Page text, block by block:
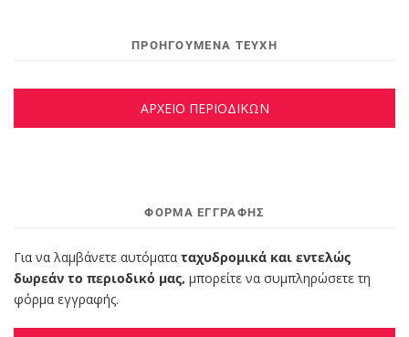
ΠΡΟΗΓΟΥΜΕΝΑ ΤΕΥΧΗ
ΑΡΧΕΙΟ ΠΕΡΙΟΔΙΚΩΝ
ΦΌΡΜΑ ΕΓΓΡΑΦΉΣ
Για να λαμβάνετε αυτόματα ταχυδρομικά και εντελώς
δωρεάν το περιοδικό μας, μπορείτε να συμπληρώσετε τη
φόρμα εγγραφής.